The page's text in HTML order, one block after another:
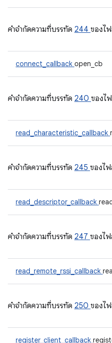
คําจํากัดความที่บรรทัด 244 ของไ
connect_callback open_cb
คําจํากัดความที่บรรทัด 240 ของไ
read_characteristic_callback
คําจํากัดความที่บรรทัด 245 ของไ
read_descriptor_callback
คําจํากัดความที่บรรทัด 247 ของไ
read_remote_rssi_callback
คําจํากัดความที่บรรทัด 250 ของไ
register_client_callback